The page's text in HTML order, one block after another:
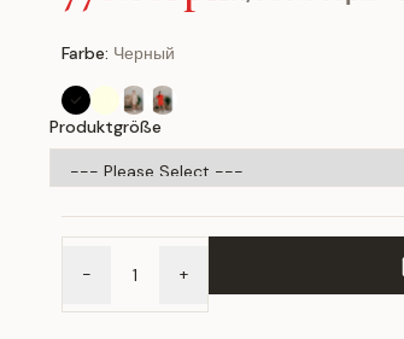
Farbe: Черный
Produktgröße
- +